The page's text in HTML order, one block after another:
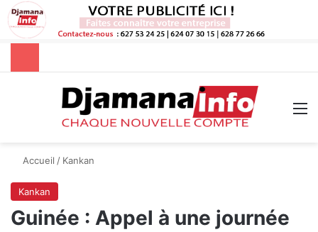
Rechercher
Accueil / Kankan
Kankan
Guinée : Appel à une journée